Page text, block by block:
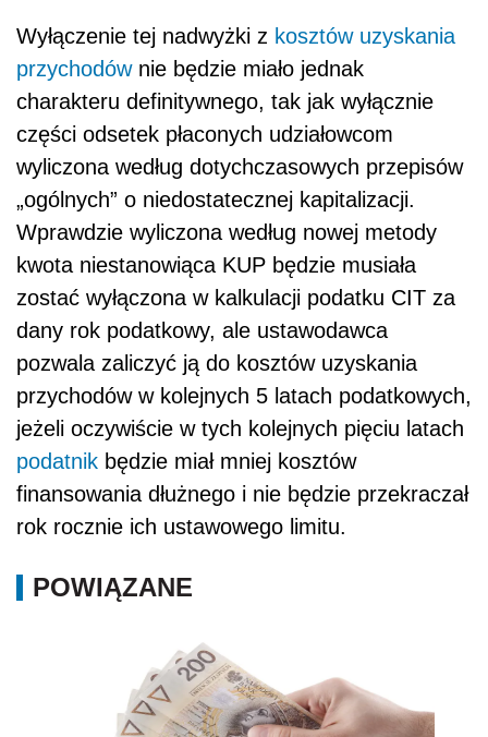
Wyłączenie tej nadwyżki z kosztów uzyskania
przychodównie będzie miało jednak
charakteru definitywnego, tak jak wyłącznie
części odsetek płaconych udziałowcom
wyliczona według dotychczasowych przepisów
„ogólnych” o niedostatecznej kapitalizacji.
Wprawdzie wyliczona według nowej metody
kwota niestanowiąca KUP będzie musiała
zostać wyłączona w kalkulacji podatku CIT za
dany rok podatkowy, ale ustawodawca
pozwala zaliczyć ją do kosztów uzyskania
przychodów w kolejnych 5 latach podatkowych,
jeżeli oczywiście w tych kolejnych pięciu latach
podatnik będzie miał mniej kosztów
finansowania dłużnego i nie będzie przekraczał
rok rocznie ich ustawowego limitu.
POWIĄZANE